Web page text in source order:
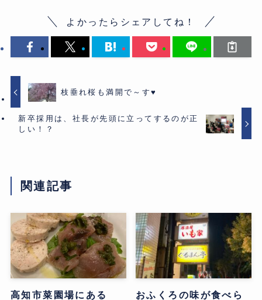
よかったらシェアしてね！
枝垂れ桜も満開で～す♥
新卒採用は、社長が先頭に立ってするのが正
しい！？
関連記事
高知市菜園場にある
おふくろの味が食べら